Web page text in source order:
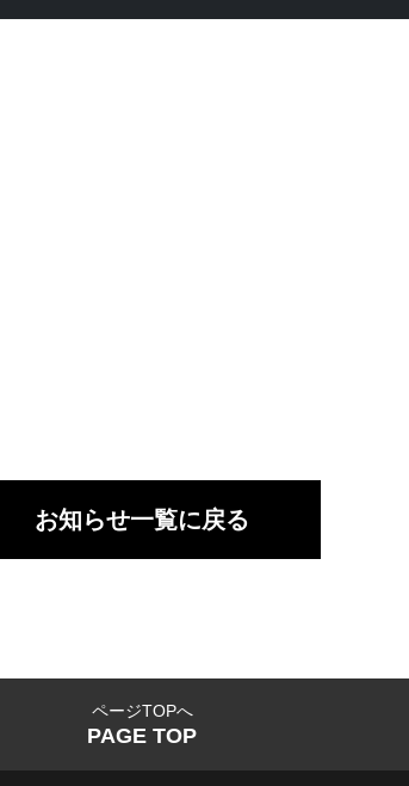
お知らせ一覧に戻る
ページTOPへ
PAGE TOP